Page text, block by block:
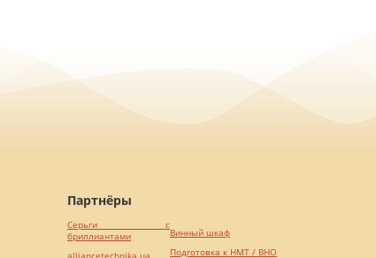
Партнёры
Серьги с
бриллиантами
alliancetechnika.ua
Винный шкаф
Подготовка к НМТ / ВНО